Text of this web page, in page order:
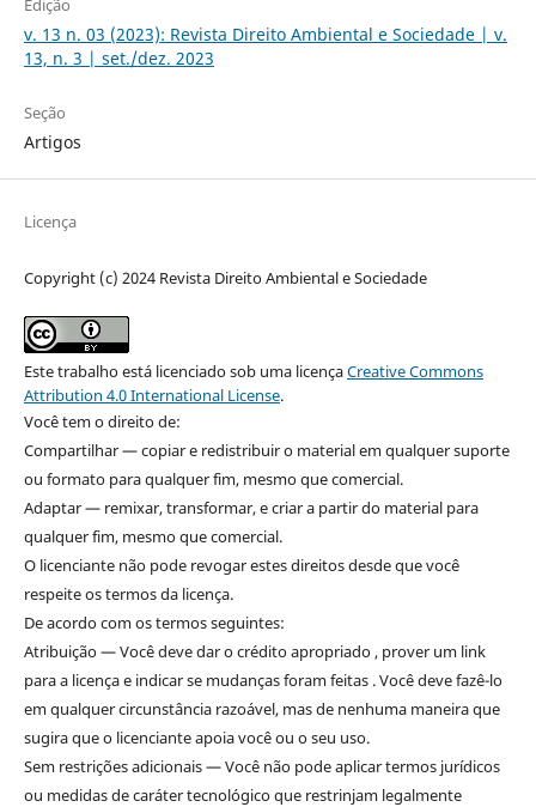
Edição
v. 13 n. 03 (2023): Revista Direito Ambiental e Sociedade | v.
13, n. 3 | set./dez. 2023
Seção
Artigos
Licença
Copyright (c) 2024 Revista Direito Ambiental e Sociedade
Este trabalho está licenciado sob uma licençaCreative Commons
Attribution 4.0 International License.
Você tem o direito de:
Compartilhar — copiar e redistribuir o material em qualquer suporte
ou formato para qualquer fim, mesmo que comercial.
Adaptar — remixar, transformar, e criar a partir do material para
qualquer fim, mesmo que comercial.
O licenciante não pode revogar estes direitos desde que você
respeite os termos da licença.
De acordo com os termos seguintes:
Atribuição — Você deve dar o crédito apropriado , prover um link
para a licença e indicar se mudanças foram feitas . Você deve fazê-lo
em qualquer circunstância razoável, mas de nenhuma maneira que
sugira que o licenciante apoia você ou o seu uso.
Sem restrições adicionais — Você não pode aplicar termos jurídicos
ou medidas de caráter tecnológico que restrinjam legalmente